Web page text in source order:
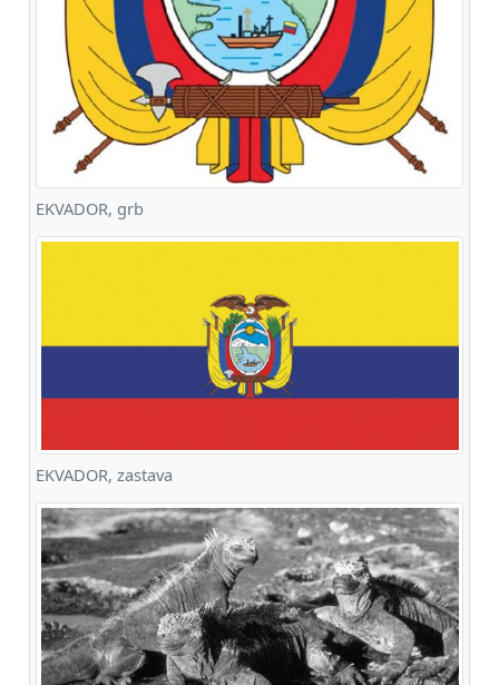
EKVADOR, grb
EKVADOR, zastava